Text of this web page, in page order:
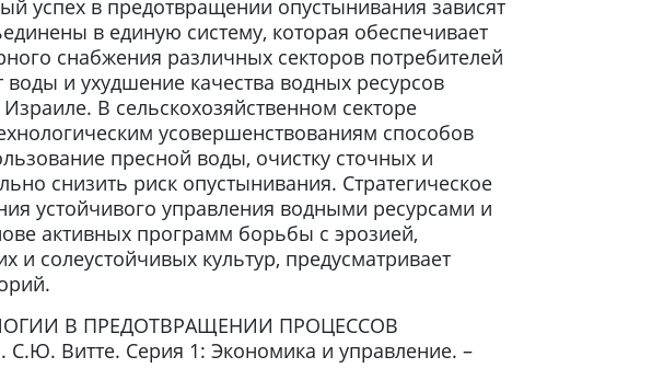
успех в предотвращении опустынивания зависят
в единую систему, которая обеспечивает
снабжения различных секторов потребителей
и ухудшение качества водных ресурсов
В сельскохозяйственном секторе
усовершенствованиям способов
пресной воды, очистку сточных и
снизить риск опустынивания. Стратегическое
устойчивого управления водными ресурсами и
активных программ борьбы с эрозией,
солеустойчивых культур, предусматривает
В ПРЕДОТВРАЩЕНИИ ПРОЦЕССОВ
Витте. Серия 1: Экономика и управление. –